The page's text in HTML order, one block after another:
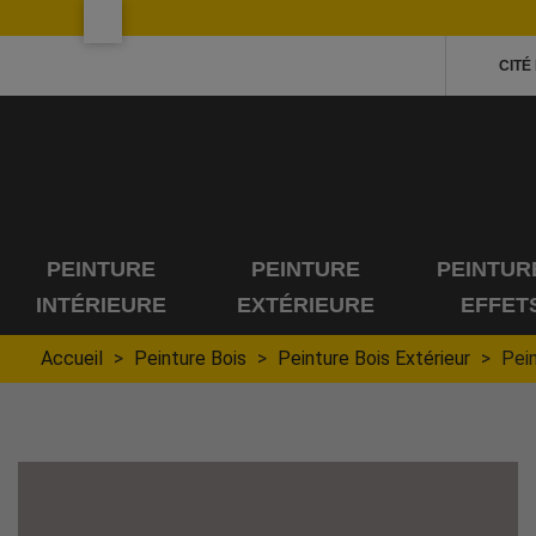
CITÉ
PEINTURE
INTÉRIEURE
PEINTURE
EXTÉRIEURE
Accueil Peinture Bois Peinture Bois Extérieur